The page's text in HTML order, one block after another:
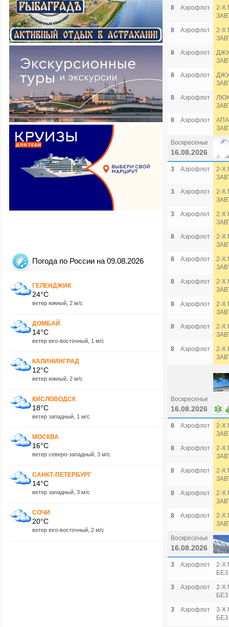
Погода по России на 09.08.2026
ГЕЛЕНДЖИК
24°C
ветер южный, 2 м/с
ДОМБАЙ
14°C
ветер юго-восточный, 1 м/с
КАЛИНИНГРАД
12°C
ветер южный, 2 м/с
КИСЛОВОДСК
18°C
ветер западный, 1 м/с
МОСКВА
16°C
ветер северо-западный, 3 м/с
САНКТ-ПЕТЕРБУРГ
14°C
ветер западный, 3 м/с
СОЧИ
20°C
ветер юго-восточный, 2 м/с
8
Аэрофлот
2-Х
8
Аэрофлот
2-Х
8
Аэрофлот
8
Аэрофлот
8
Аэрофлот
8
Аэрофлот
Воскресенье
16.08.2026
3 Аэрофлот
2-Х
3
Аэрофлот
2-Х
3
Аэрофлот
2-Х
8
Аэрофлот
2-Х
8
Аэрофлот
2-Х
8
Аэрофлот
2-Х
8
Аэрофлот
2-Х
8
Аэрофлот
2-Х
8
Аэрофлот
2-Х
Воскресенье
16.08.2026
8 Аэрофлот
2-Х
8
Аэрофлот
2-Х
8
Аэрофлот
2-Х
8
Аэрофлот
2-Х
8
Аэрофлот
2-Х
Воскресенье
16.08.2026
3 Аэрофлот
2-Х
3
Аэрофлот
2-Х
3
Аэрофлот
3-Х